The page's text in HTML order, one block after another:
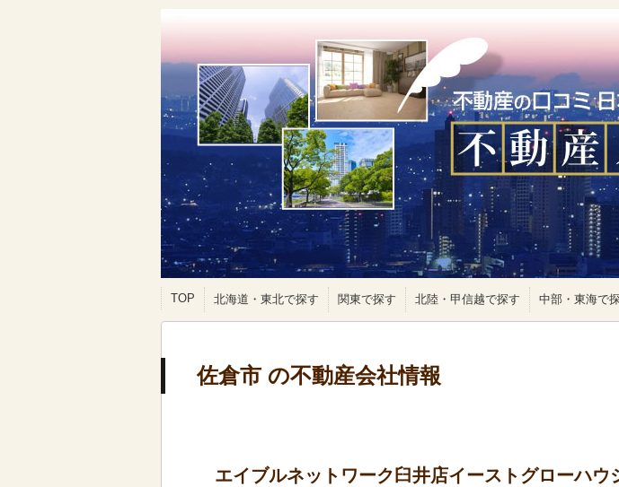
TOP 北海道・東北で探す 関東で探す 北陸・甲信越で探す 中部・東海で
佐倉市 の不動産会社情報
エイブルネットワーク臼井店イーストグローハウ